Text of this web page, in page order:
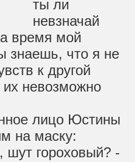
ты ли
невзначай
время мой
знаешь, что я не
к другой
их невозможно
лицо Юстины
на маску:
гороховый? -